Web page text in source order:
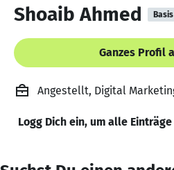
Shoaib Ahmed Basis
Ganzes Profil
Angestellt, Digital
Logg Dich ein, um alle